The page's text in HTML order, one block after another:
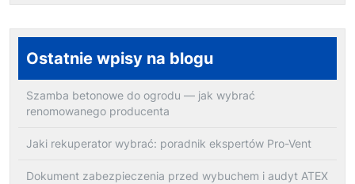
Ostatnie wpisy na blogu
Szamba betonowe do ogrodu — jak wybrać
renomowanego producenta
Jaki rekuperator wybrać: poradnik ekspertów Pro-Vent
Dokument zabezpieczenia przed wybuchem i audyt ATEX